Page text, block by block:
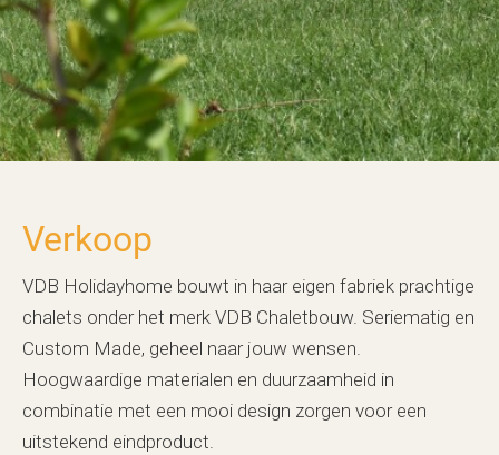
Verkoop
VDB Holidayhome bouwt in haar eigen fabriek prachtige
chalets onder het merk VDB Chaletbouw. Seriematig en
Custom Made, geheel naar jouw wensen.
Hoogwaardige materialen en duurzaamheid in
combinatie met een mooi design zorgen voor een
uitstekend eindproduct.